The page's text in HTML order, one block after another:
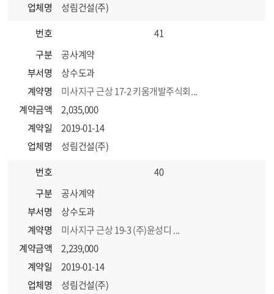
업체명
성림건설(주)
번호
41
구분
공사계약
부서명
상수도과
계약명
미사지구 근상 17-2 키움개발주식회...
계약금액
2,035,000
계약일
2019-01-14
업체명
성림건설(주)
번호
40
구분
공사계약
부서명
상수도과
계약명
미사지구 근상 19-3 (주)윤성디 ...
계약금액
2,239,000
계약일
2019-01-14
업체명
성림건설(주)